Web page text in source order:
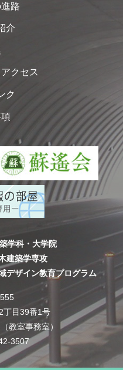
路
介
クセス
ク
学科・大学院
建築学専攻
デザイン教育プログラム
丁目39番1号
教室事務室）
3507